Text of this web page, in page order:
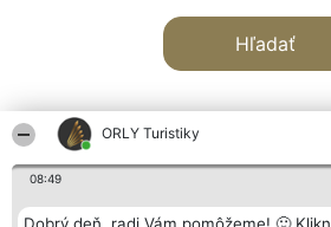
ORLY Turistiky
08:49
Hľadať
Organizátor hodnotenia Hodnotenie